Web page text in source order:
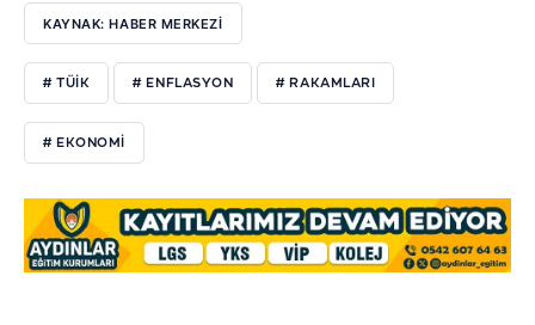
KAYNAK: HABER MERKEZİ
# TÜİK # ENFLASYON # RAKAMLARI
# EKONOMİ